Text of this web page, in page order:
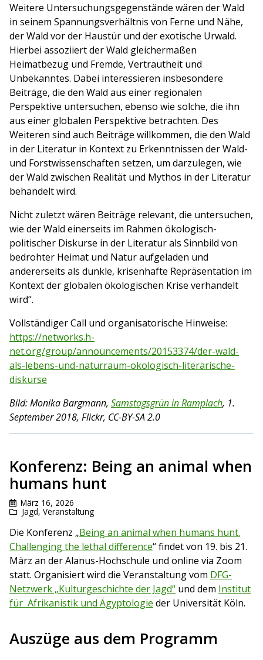
Weitere Untersuchungsgegenstände wären der Wald
in seinem Spannungsverhältnis von Ferne und Nähe,
der Wald vor der Haustür und der exotische Urwald.
Hierbei assoziiert der Wald gleichermaßen
Heimatbezug und Fremde, Vertrautheit und
Unbekanntes. Dabei interessieren insbesondere
Beiträge, die den Wald aus einer regionalen
Perspektive untersuchen, ebenso wie solche, die ihn
aus einer globalen Perspektive betrachten. Des
Weiteren sind auch Beiträge willkommen, die den Wald
in der Literatur in Kontext zu Erkenntnissen der Wald-
und Forstwissenschaften setzen, um darzulegen, wie
der Wald zwischen Realität und Mythos in der Literatur
behandelt wird.
Nicht zuletzt wären Beiträge relevant, die untersuchen,
wie der Wald einerseits im Rahmen ökologisch-
politischer Diskurse in der Literatur als Sinnbild von
bedrohter Heimat und Natur aufgeladen und
andererseits als dunkle, krisenhafte Repräsentation im
Kontext der globalen ökologischen Krise verhandelt
wird“.
Vollständiger Call und organisatorische Hinweise:
https://networks.h-
net.org/group/announcements/20153374/der-wald-
als-lebens-und-naturraum-okologisch-literarische-
diskurse
Bild: Monika Bargmann, Samstagsgrün in Ramplach, 1.
September 2018, Flickr, CC-BY-SA 2.0
Konferenz: Being an animal when
humans hunt
März 16, 2026
Jagd, Veranstaltung
Die Konferenz „Being an animal when humans hunt.
Challenging the lethal difference“ findet von 19. bis 21.
März an der Alanus-Hochschule und online via Zoom
statt. Organisiert wird die Veranstaltung vom DFG-
Netzwerk „Kulturgeschichte der Jagd“ und dem Institut
für Afrikanistik und Ägyptologie der Universität Köln.
Auszüge aus dem Programm